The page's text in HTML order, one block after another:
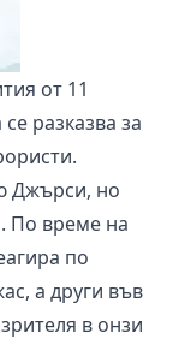
от 11
разказва за
Джърси, но
По време на
по
а други във
в онзи